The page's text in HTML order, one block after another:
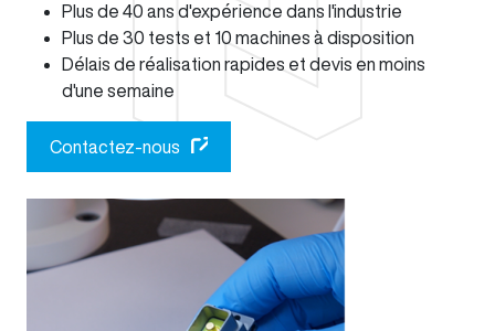
Plus de 40 ans d'expérience dans l'industrie
Plus de 30 tests et 10 machines à disposition
Délais de réalisation rapides et devis en moins
d'une semaine
Contactez-nous